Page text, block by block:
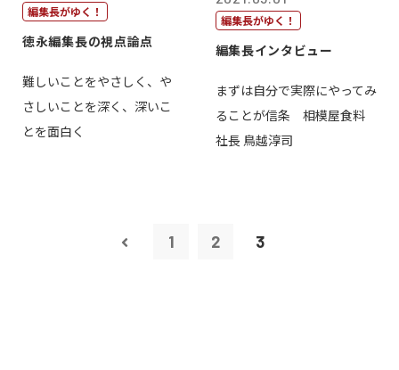
編集長がゆく！
徳永編集長の視点論点
難しいことをやさしく、や
さしいことを深く、深いこ
とを面白く
編集長がゆく！
編集長インタビュー
まずは自分で実際にやってみ
ることが信条 相模屋食料
社長 鳥越淳司
1 2 3